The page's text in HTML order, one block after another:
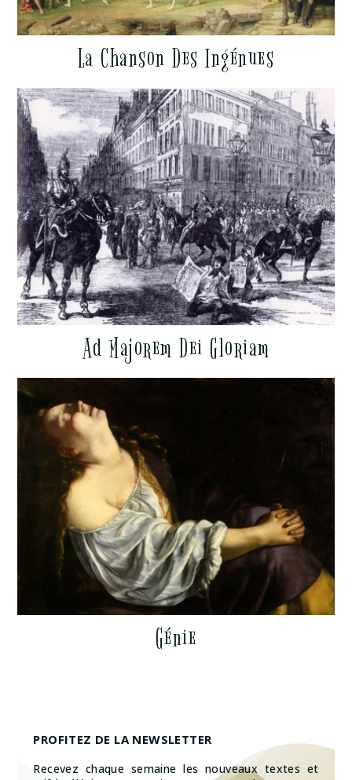
La Chanson Des Ingénues
Ad Majorem Dei Gloriam
Génie
PROFITEZ DE LA NEWSLETTER
Recevez chaque semaine les nouveaux textes et